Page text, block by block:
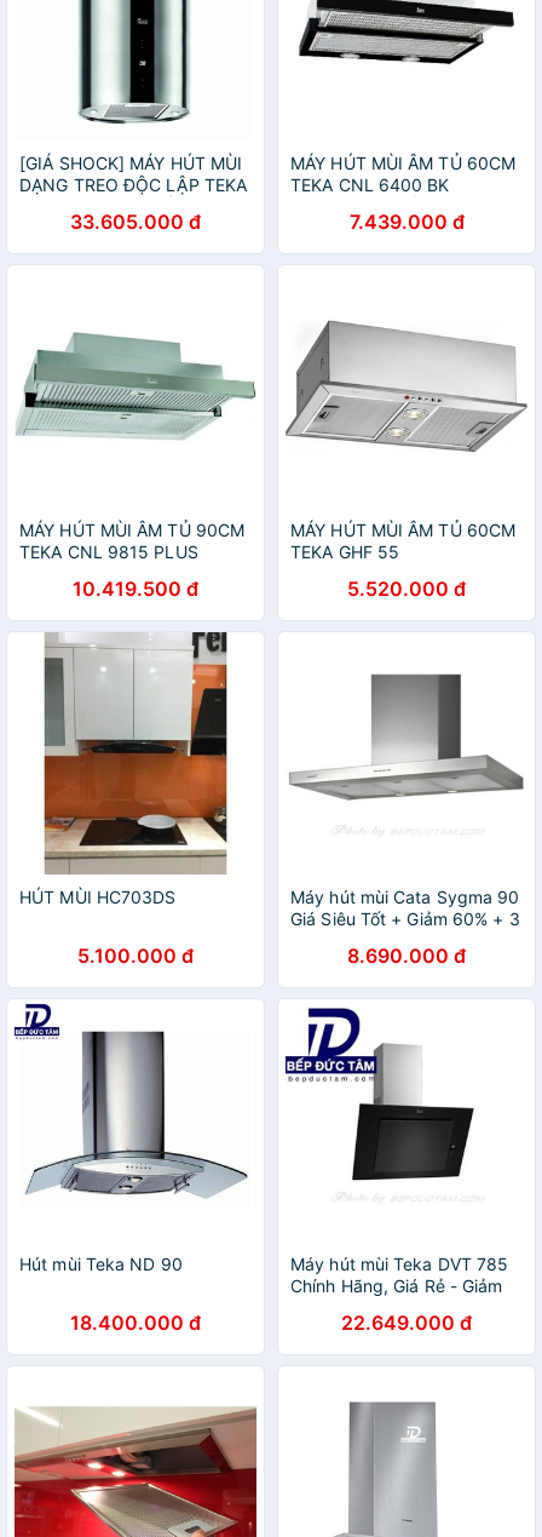
[GIÁ SHOCK] MÁY HÚT MÙI
DẠNG TREO ĐỘC LẬP TEKA
KẾT HÀNG LOẠI 1
33.605.000 đ
MÁY HÚT MÙI ÂM TỦ 60CM
TEKA CNL 6400 BK
7.439.000 đ
MÁY HÚT MÙI ÂM TỦ 90CM
TEKA CNL 9815 PLUS
10.419.500 đ
MÁY HÚT MÙI ÂM TỦ 60CM
TEKA GHF 55
5.520.000 đ
HÚT MÙI HC703DS
5.100.000 đ
Máy hút mùi Cata Sygma 90
Giá Siêu Tốt + Giảm 60% + 3
8.690.000 đ
Hút mùi Teka ND 90
18.400.000 đ
Máy hút mùi Teka DVT 785
Chính Hãng, Giá Rẻ - Giảm
22.649.000 đ